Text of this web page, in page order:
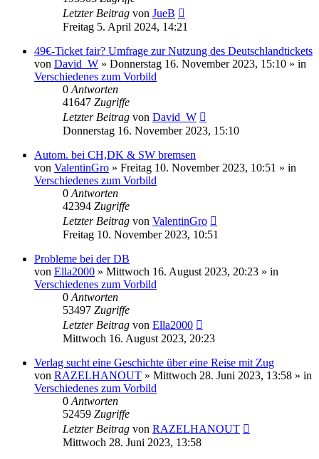
Letzter Beitrag von JueB
Freitag 5. April 2024, 14:21
49€-Ticket fair? Umfrage zur Nutzung des Deutschlandtickets
von David_W » Donnerstag 16. November 2023, 15:10 » in
Verschiedenes zum Vorbild
0 Antworten
41647 Zugriffe
Letzter Beitrag von David_W
Donnerstag 16. November 2023, 15:10
Autom. bei CH,DK & SW bremsen
von ValentinGro » Freitag 10. November 2023, 10:51 » in
Verschiedenes zum Vorbild
0 Antworten
42394 Zugriffe
Letzter Beitrag von ValentinGro
Freitag 10. November 2023, 10:51
Probleme bei der DB
von Ella2000 » Mittwoch 16. August 2023, 20:23 » in
Verschiedenes zum Vorbild
0 Antworten
53497 Zugriffe
Letzter Beitrag von Ella2000
Mittwoch 16. August 2023, 20:23
Verlag sucht eine Geschichte über eine Reise mit Zug
von RAZELHANOUT » Mittwoch 28. Juni 2023, 13:58 » in
Verschiedenes zum Vorbild
0 Antworten
52459 Zugriffe
Letzter Beitrag von RAZELHANOUT
Mittwoch 28. Juni 2023, 13:58